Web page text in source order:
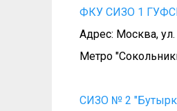
ФКУ СИЗО 1
Адрес: Москва,
Метро
СИЗО № 2